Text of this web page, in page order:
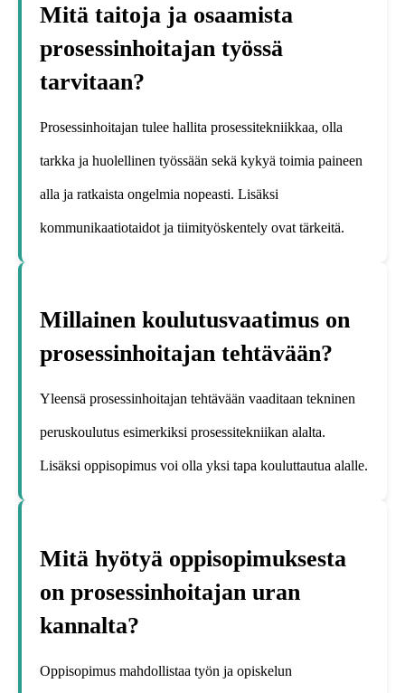
Mitä taitoja ja osaamista
prosessinhoitajan työssä
tarvitaan?
Prosessinhoitajan tulee hallita prosessitekniikkaa, olla
tarkka ja huolellinen työssään sekä kykyä toimia paineen
alla ja ratkaista ongelmia nopeasti. Lisäksi
kommunikaatiotaidot ja tiimityöskentely ovat tärkeitä.
Millainen koulutusvaatimus on
prosessinhoitajan tehtävään?
Yleensä prosessinhoitajan tehtävään vaaditaan tekninen
peruskoulutus esimerkiksi prosessitekniikan alalta.
Lisäksi oppisopimus voi olla yksi tapa kouluttautua alalle.
Mitä hyötyä oppisopimuksesta
on prosessinhoitajan uran
kannalta?
Oppisopimus mahdollistaa työn ja opiskelun